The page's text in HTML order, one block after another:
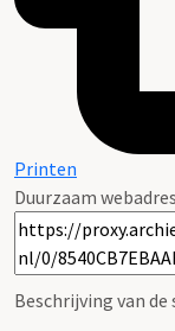
Printen
Duurzaam webadres
Beschrijving van